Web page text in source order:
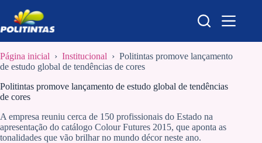
para
o
conteúdo
Página inicial › Institucional › Politintas promove lançamento
de estudo global de tendências de cores
Politintas promove lançamento de estudo global de tendências
de cores
A empresa reuniu cerca de 150 profissionais do Estado na
apresentação do catálogo Colour Futures 2015, que aponta as
tonalidades que vão brilhar no mundo décor neste ano.